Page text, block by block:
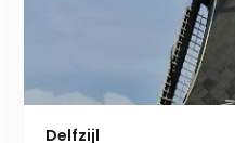
Delfzijl